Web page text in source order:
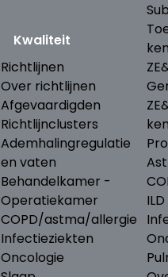
Kwaliteit
Richtlijnen
Over richtlijnen
Afgevaardigden
Richtlijnclusters
Ademhalingregulatie
en vaten
Behandelkamer -
Operatiekamer
COPD/astma/allergie
Infectieziekten
Oncologie
ILD